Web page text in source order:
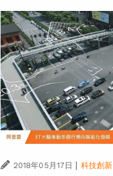
2018年05月17日 | 科技創新